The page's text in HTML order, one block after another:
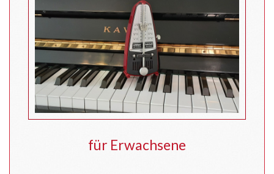
für Erwachsene